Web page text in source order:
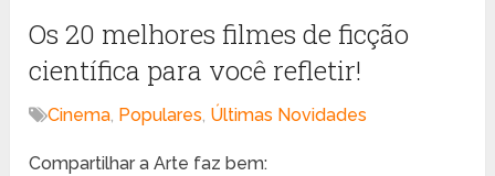
Os 20 melhores filmes de ficção
científica para você refletir!
Cinema, Populares, Últimas Novidades
Compartilhar a Arte faz bem: